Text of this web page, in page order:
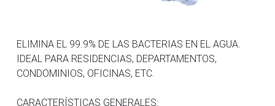
ELIMINA EL 99.9% DE LAS BACTERIAS EN EL AGUA.
IDEAL PARA RESIDENCIAS, DEPARTAMENTOS,
CONDOMINIOS, OFICINAS, ETC.
CARACTERÍSTICAS GENERALES: